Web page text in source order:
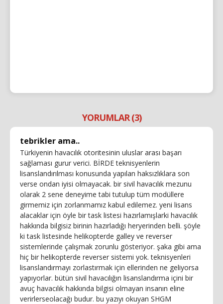
YORUMLAR (3)
tebrikler ama..
Türkiyenin havacılık otoritesinin uluslar arası başarı
sağlaması gurur verici. BİRDE teknisyenlerin
lisanslandırılması konusunda yapılan haksızlıklara son
verse ondan iyisi olmayacak. bir sivil havacılık mezunu
olarak 2 sene deneyime tabi tutulup tüm modüllere
girmemiz için zorlanmamız kabul edilemez. yeni lisans
alacaklar için öyle bir task listesi hazırlamışlarki havacılık
hakkında bilgisiz birinin hazırladığı heryerinden belli. şöyle
ki task listesinde helikopterde galley ve reverser
sistemlerinde çalışmak zorunlu gösteriyor. şaka gibi ama
hiç bir helikopterde reverser sistemi yok. teknisyenleri
lisanslandırmayı zorlastırmak için ellerinden ne geliyorsa
yapıyorlar. bütün sivil havacılığın lisanslandırma içini bir
avuç havacılık hakkında bilgisi olmayan insanın eline
verirlerseolacağı budur. bu yazıyı okuyan SHGM